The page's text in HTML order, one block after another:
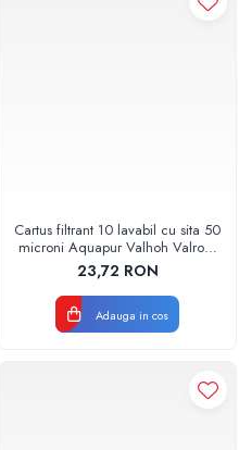
Cartus filtrant 10 lavabil cu sita 50
microni Aquapur Valhoh Valrom
AQUA07000310050
23,72 RON
Adauga in cos